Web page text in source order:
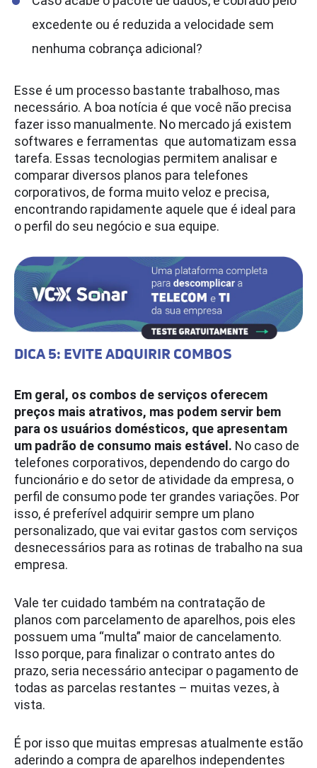
excedente ou é reduzida a velocidade sem
nenhuma cobrança adicional?
Esse é um processo bastante trabalhoso, mas
necessário. A boa notícia é que você não precisa
fazer isso manualmente. No mercado já existem
softwares e ferramentas que automatizam essa
tarefa. Essas tecnologias permitem analisar e
comparar diversos planos para telefones
corporativos, de forma muito veloz e precisa,
encontrando rapidamente aquele que é ideal para
o perfil do seu negócio e sua equipe.
DICA 5: EVITE ADQUIRIR COMBOS
Em geral, os combos de serviços oferecem
preços mais atrativos, mas podem servir bem
para os usuários domésticos, que apresentam
um padrão de consumo mais estável. No caso de
telefones corporativos, dependendo do cargo do
funcionário e do setor de atividade da empresa, o
perfil de consumo pode ter grandes variações. Por
isso, é preferível adquirir sempre um plano
personalizado, que vai evitar gastos com serviços
desnecessários para as rotinas de trabalho na sua
empresa.
Vale ter cuidado também na contratação de
planos com parcelamento de aparelhos, pois eles
possuem uma “multa” maior de cancelamento.
Isso porque, para finalizar o contrato antes do
prazo, seria necessário antecipar o pagamento de
todas as parcelas restantes – muitas vezes, à
vista.
É por isso que muitas empresas atualmente estão
aderindo a compra de aparelhos independentes